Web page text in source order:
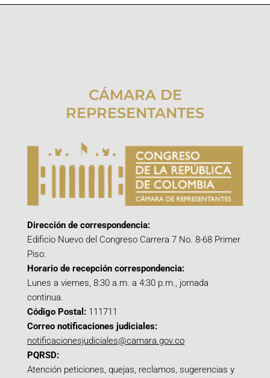
CÁMARA DE
REPRESENTANTES
Dirección de correspondencia:
Edificio Nuevo del Congreso Carrera 7 No. 8-68 Primer
Piso.
Horario de recepción correspondencia:
Lunes a viernes, 8:30 a.m. a 4:30 p.m., jornada
continua.
Código Postal: 111711
Correo notificaciones judiciales:
notificacionesjudiciales@camara.gov.co
PQRSD:
Atención peticiones, quejas, reclamos, sugerencias y